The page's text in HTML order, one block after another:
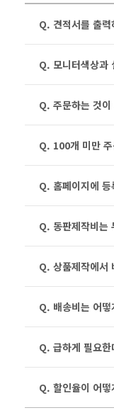
Q. 견적서를 출
Q. 모니터색상과
Q. 주문하는 것
Q. 100개 미만
Q. 홈페이지에
Q. 동판제작비는
Q. 상품제작에서
Q. 배송비는 어떻
Q. 급하게 필요
Q. 할인율이 어떻